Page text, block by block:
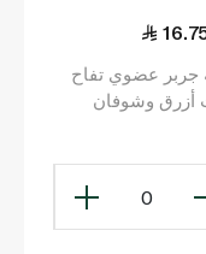
جربر عضوي تفاح
أزرق وشوفان
0